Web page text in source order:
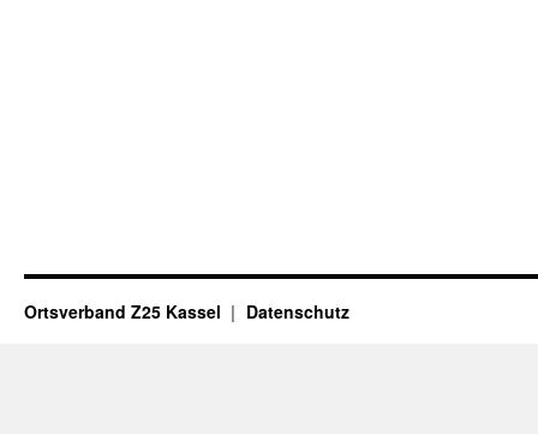
Ortsverband Z25 Kassel Datenschutz